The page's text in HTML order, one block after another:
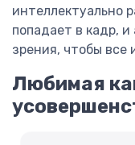
интеллектуально
попадает в кадр,
зрения, чтобы все
Любимая